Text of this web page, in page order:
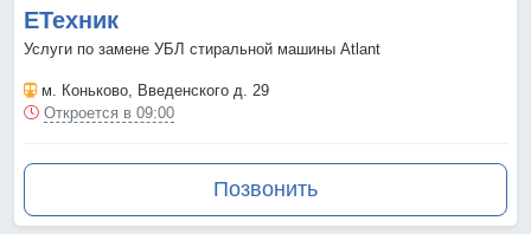
ЕТехник
Услуги по замене УБЛ стиральной машины Atlant
м. Коньково, Введенского д. 29
Откроется в 09:00
Позвонить